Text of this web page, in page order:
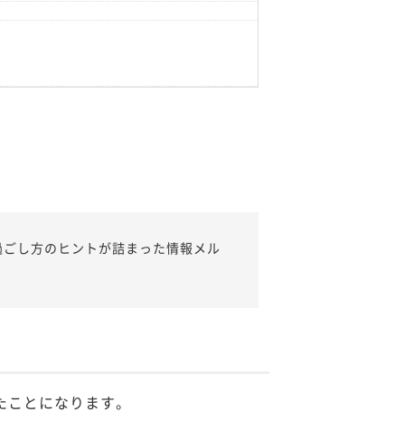
し方のヒントが詰まった情報メル
とになります。